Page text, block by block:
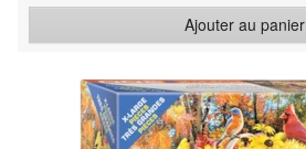
Ajouter au panier